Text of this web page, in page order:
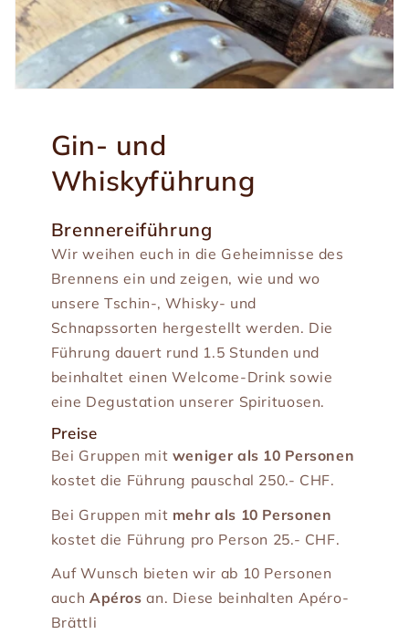
Gin- und
Whiskyführung
Brennereiführung
Wir weihen euch in die Geheimnisse des
Brennens ein und zeigen, wie und wo
unsere Tschin-, Whisky- und
Schnapssorten hergestellt werden. Die
Führung dauert rund 1.5 Stunden und
beinhaltet einen Welcome-Drink sowie
eine Degustation unserer Spirituosen.
Preise
Bei Gruppen mit weniger als 10 Personen
kostet die Führung pauschal 250.- CHF.
Bei Gruppen mit mehr als 10 Personen
kostet die Führung pro Person 25.- CHF.
Auf Wunsch bieten wir ab 10 Personen
auch Apéros an. Diese beinhalten Apéro-
Brättli